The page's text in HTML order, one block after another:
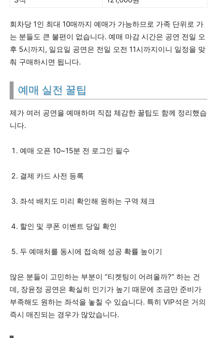
회차당 1인 최대 10매까지 예매가 가능하므로 가족 단위로 가
는 분들도 큰 불편이 없습니다. 예매 마감 시간은 공연 전일 오
후 5시까지, 일요일 공연은 전일 오전 11시까지이니 일정을 맞
춰 구매하시면 됩니다.
예매 실전 꿀팁
제가 여러 공연을 예매하며 직접 체감한 꿀팁도 함께 정리했습
니다.
예매 오픈 10~15분 전 로그인 필수
결제 카드 사전 등록
좌석 배치도 미리 확인해 원하는 구역 체크
할인 및 쿠폰 이벤트 당일 확인
두 예매처를 동시에 접속해 성공 확률 높이기
많은 분들이 고민하는 부분이 “티켓팅이 어려울까?” 하는 건
데, 장윤정 공연은 확실히 인기가 높기 때문에 조금만 준비가
부족해도 원하는 좌석을 놓칠 수 있습니다. 특히 VIP석은 거의
즉시 매진되는 경우가 많았습니다.